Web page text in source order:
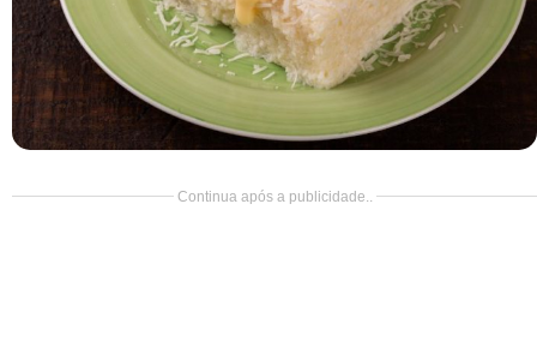
Salada
Almoço
Cocada
Continua após a publicidade..